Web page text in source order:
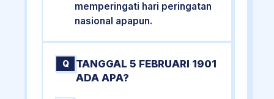
memperingati hari peringatan
nasional apapun.
Q
TANGGAL 5 FEBRUARI 1901
ADA APA?